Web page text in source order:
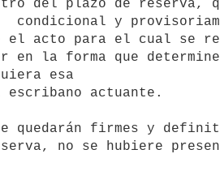
condicional y
el acto para el cual se
en la forma que
esa
actuante.
no se hubiere